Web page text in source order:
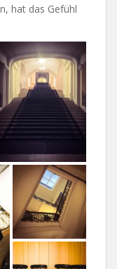
hat das Gefühl